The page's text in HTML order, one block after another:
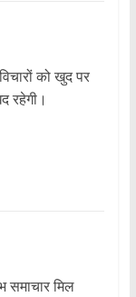
को खुद पर
रहेगी।
समाचार मिल